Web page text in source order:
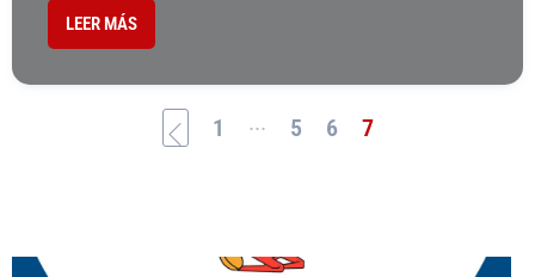
LEER MÁS
1 ... 5 6 7